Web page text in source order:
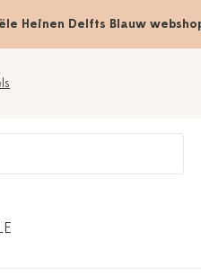
Heinen Delfts Blauw